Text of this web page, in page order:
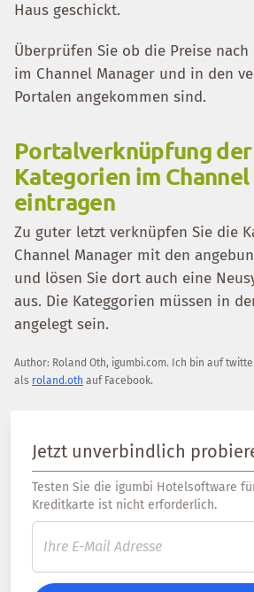
Haus geschickt.
Überprüfen Sie ob die Preise
im Channel Manager und in den
Portalen angekommen sind.
Portalverknüpfung
Kategorien im
eintragen
Zu guter letzt verknüpfen Sie die
Channel Manager mit den
und lösen Sie dort auch eine
aus. Die Kateggorien müssen in
angelegt sein.
Author: Roland Oth, igumbi.com. Ich bin auf
als roland.oth auf Facebook.
Jetzt unverbindlich
Testen Sie die igumbi Hotelsoftware
Kreditkarte ist nicht erforderlich.